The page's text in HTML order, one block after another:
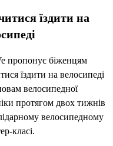
їздити на
пропонує біженцям
їздити на велосипеді
велосипедної
протягом двох тижнів
велосипедному
класі.